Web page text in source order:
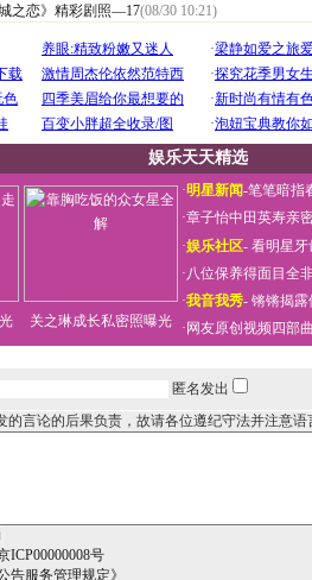
之恋》精彩剧照—17(08/30 10:21)
娱乐天天精选
关之琳成长私密照曝光
·明星新闻-笔笔暗指
·章子怡中田英寿亲
·娱乐社区- 看明星牙
·八位保养得面目全
·我音我秀- 锵锵揭露
· 网友原创视频四部曲
匿名发出
的言论的后果负责，故请各位遵纪守法并注意语
ICP00000008号
告服务管理规定》